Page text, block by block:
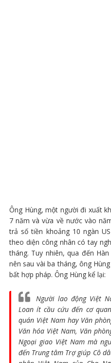
Ông Hùng, một người đi xuất
7 năm và vừa về nước vào
trả số tiền khoảng 10 ngàn
theo diện công nhân có tay
tháng. Tuy nhiên, qua đến
nên sau vài ba tháng, ông
bất hợp pháp. Ông Hùng kể lại:
Người lao động Việt
Loan ít cầu cứu đến cơ
quán Việt Nam hay Văn
Văn hóa Việt Nam, Văn
Ngoại giao Việt Nam mà
đến Trung tâm Trợ giúp Cô